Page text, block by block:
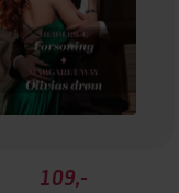
109,-